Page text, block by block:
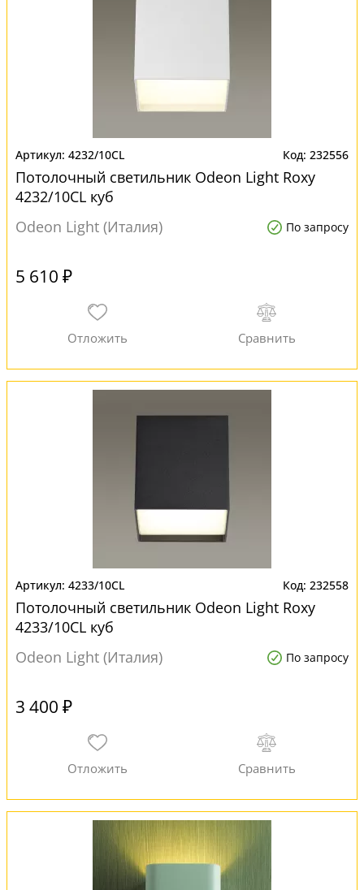
4232/10CL 232556
Потолочный светильник Odeon Light Roxy
4232/10CL куб
Odeon Light (Италия)
По запросу
5 610 ₽
4233/10CL 232558
Потолочный светильник Odeon Light Roxy
4233/10CL куб
Odeon Light (Италия)
По запросу
3 400 ₽